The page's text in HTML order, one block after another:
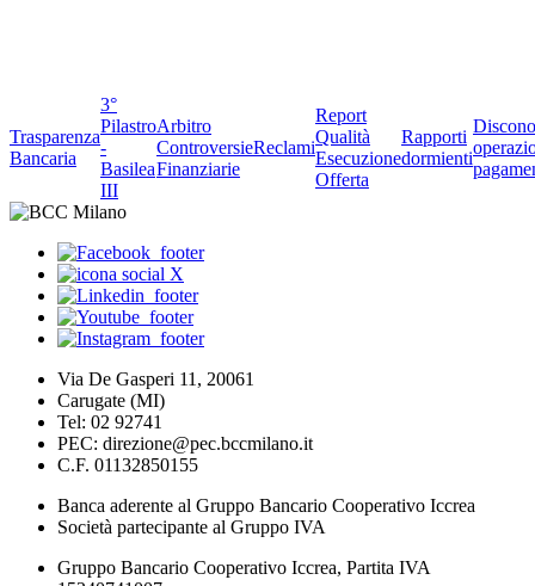
Trasparenza
Bancaria
3°
Pilastro
-
Basilea
III
Arbitro
Controversie
Finanziarie
Reclami
Report
Qualità
Esecuzione
Offerta
Rapporti
dormienti
Via De Gasperi 11, 20061
Carugate (MI)
Tel: 02 92741
PEC: direzione@pec.bccmilano.it
C.F. 01132850155
Banca aderente al Gruppo Bancario Cooperativo Iccrea
Società partecipante al Gruppo IVA
Gruppo Bancario Cooperativo Iccrea, Partita IVA